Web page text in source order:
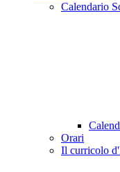
Calendario
Orari
Il curricolo